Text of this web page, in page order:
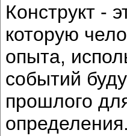
Конструкт -
которую
опыта,
событий
прошлого